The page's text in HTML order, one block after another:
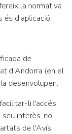
la normativa
és d'aplicació.
de
d'Andorra (en el
desenvolupen.
li l'accés
interès, no
de l'Avís